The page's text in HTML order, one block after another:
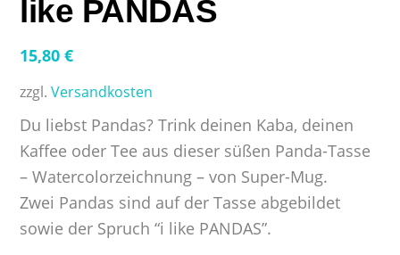
like PANDAS
15,80€
zzgl.Versandkosten
Du liebst Pandas? Trink deinen Kaba, deinen
Kaffee oder Tee aus dieser süßen Panda-Tasse
– Watercolorzeichnung – von Super-Mug.
Zwei Pandas sind auf der Tasse abgebildet
sowie der Spruch “i like PANDAS”.